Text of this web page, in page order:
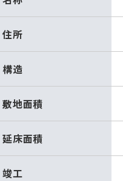
住所
構造
敷地面積
延床面積
竣工